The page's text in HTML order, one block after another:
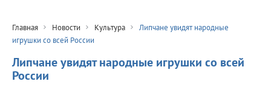
Главная Новости Культура
Липчане увидят народные
игрушки со всей России
Липчане увидят народные игрушки со всей
России